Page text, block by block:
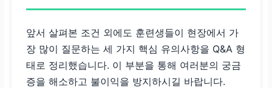
앞서 살펴본 조건 외에도 훈련생들이 현장에서 가
장 많이 질문하는 세 가지 핵심 유의사항을 Q&A 형
태로 정리했습니다. 이 부분을 통해 여러분의 궁금
증을 해소하고 불이익을 방지하시길 바랍니다.